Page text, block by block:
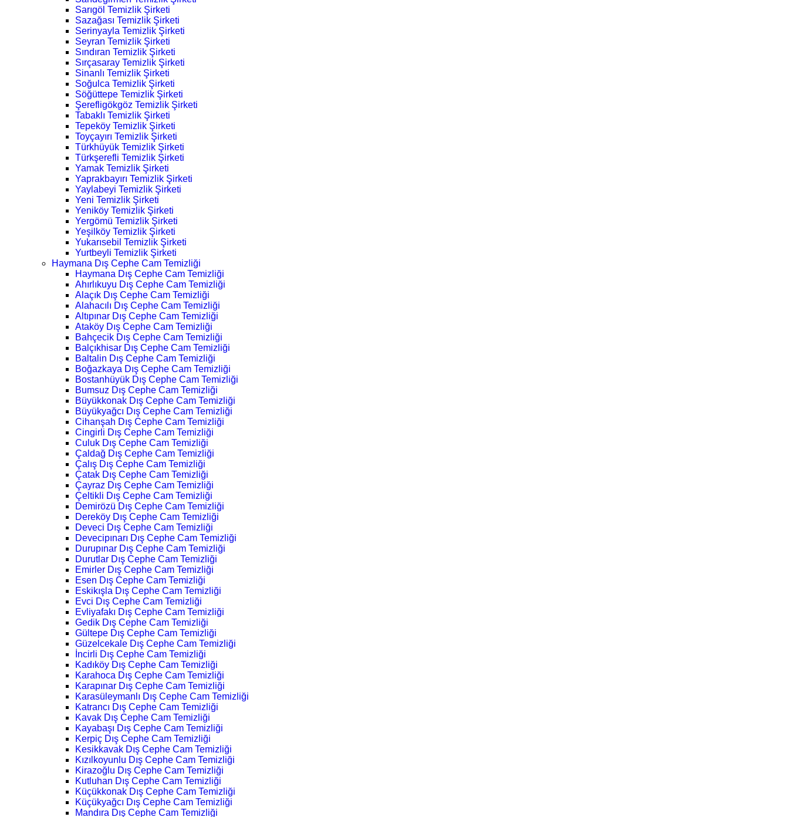
Sarıgöl Temizlik Şirketi
Sazağası Temizlik Şirketi
Serinyayla Temizlik Şirketi
Seyran Temizlik Şirketi
Sındıran Temizlik Şirketi
Sırçasaray Temizlik Şirketi
Sinanlı Temizlik Şirketi
Soğulca Temizlik Şirketi
Söğüttepe Temizlik Şirketi
Şerefligökgöz Temizlik Şirketi
Tabaklı Temizlik Şirketi
Tepeköy Temizlik Şirketi
Toyçayırı Temizlik Şirketi
Türkhüyük Temizlik Şirketi
Türkşerefli Temizlik Şirketi
Yamak Temizlik Şirketi
Yaprakbayırı Temizlik Şirketi
Yaylabeyi Temizlik Şirketi
Yeni Temizlik Şirketi
Yeniköy Temizlik Şirketi
Yergömü Temizlik Şirketi
Yeşilköy Temizlik Şirketi
Yukarısebil Temizlik Şirketi
Yurtbeyli Temizlik Şirketi
Haymana Dış Cephe Cam Temizliği
Haymana Dış Cephe Cam Temizliği
Ahırlıkuyu Dış Cephe Cam Temizliği
Alaçık Dış Cephe Cam Temizliği
Alahacılı Dış Cephe Cam Temizliği
Altıpınar Dış Cephe Cam Temizliği
Ataköy Dış Cephe Cam Temizliği
Bahçecik Dış Cephe Cam Temizliği
Balçıkhisar Dış Cephe Cam Temizliği
Baltalin Dış Cephe Cam Temizliği
Boğazkaya Dış Cephe Cam Temizliği
Bostanhüyük Dış Cephe Cam Temizliği
Bumsuz Dış Cephe Cam Temizliği
Büyükkonak Dış Cephe Cam Temizliği
Büyükyağcı Dış Cephe Cam Temizliği
Cihanşah Dış Cephe Cam Temizliği
Cingirli Dış Cephe Cam Temizliği
Culuk Dış Cephe Cam Temizliği
Çaldağ Dış Cephe Cam Temizliği
Çalış Dış Cephe Cam Temizliği
Çatak Dış Cephe Cam Temizliği
Çayraz Dış Cephe Cam Temizliği
Çeltikli Dış Cephe Cam Temizliği
Demirözü Dış Cephe Cam Temizliği
Dereköy Dış Cephe Cam Temizliği
Deveci Dış Cephe Cam Temizliği
Devecipınarı Dış Cephe Cam Temizliği
Durupınar Dış Cephe Cam Temizliği
Durutlar Dış Cephe Cam Temizliği
Emirler Dış Cephe Cam Temizliği
Esen Dış Cephe Cam Temizliği
Eskikışla Dış Cephe Cam Temizliği
Evci Dış Cephe Cam Temizliği
Evliyafakı Dış Cephe Cam Temizliği
Gedik Dış Cephe Cam Temizliği
Gültepe Dış Cephe Cam Temizliği
Güzelcekale Dış Cephe Cam Temizliği
İncirli Dış Cephe Cam Temizliği
Kadıköy Dış Cephe Cam Temizliği
Karahoca Dış Cephe Cam Temizliği
Karapınar Dış Cephe Cam Temizliği
Karasüleymanlı Dış Cephe Cam Temizliği
Katrancı Dış Cephe Cam Temizliği
Kavak Dış Cephe Cam Temizliği
Kayabaşı Dış Cephe Cam Temizliği
Kerpiç Dış Cephe Cam Temizliği
Kesikkavak Dış Cephe Cam Temizliği
Kızılkoyunlu Dış Cephe Cam Temizliği
Kirazoğlu Dış Cephe Cam Temizliği
Kutluhan Dış Cephe Cam Temizliği
Küçükkonak Dış Cephe Cam Temizliği
Küçükyağcı Dış Cephe Cam Temizliği
Mandıra Dış Cephe Cam Temizliği